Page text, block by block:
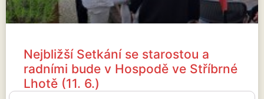
Nejbližší Setkání se starostou a
radními bude v Hospodě ve Stříbrné
Lhotě (11. 6.)